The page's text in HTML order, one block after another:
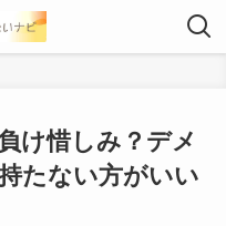
け惜しみ？デメ
たない方がいい